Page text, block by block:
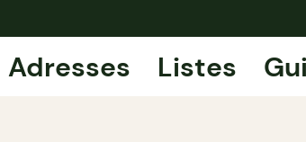
Adresses Listes